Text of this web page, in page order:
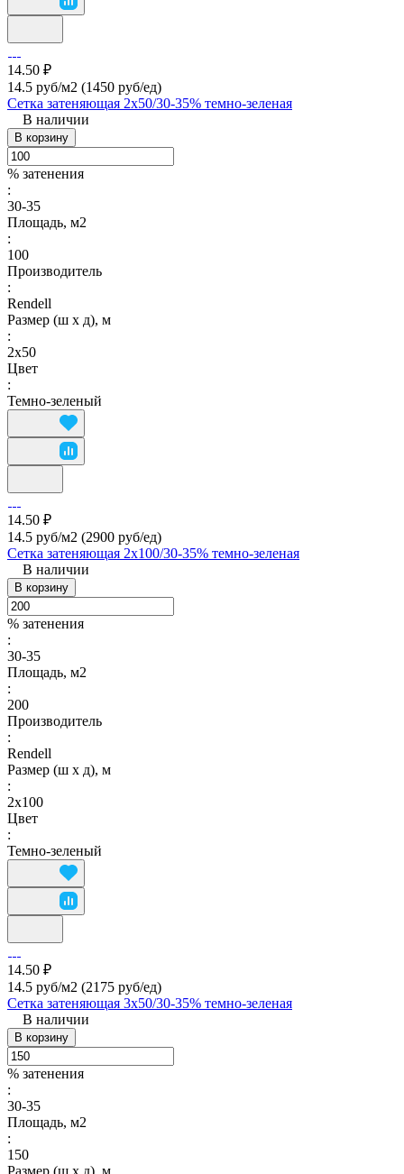
14.50 ₽
14.5 руб/м2 (1450 руб/eд)
Сетка затеняющая 2х50/30-35% темно-зеленая
В наличии
В корзину
% затенения
:
30-35
Площадь, м2
:
100
Производитель
:
Rendell
Размер (ш х д), м
:
2х50
Цвет
:
Темно-зеленый
14.50 ₽
14.5 руб/м2 (2900 руб/eд)
Сетка затеняющая 2х100/30-35% темно-зеленая
В наличии
В корзину
% затенения
:
30-35
Площадь, м2
:
200
Производитель
:
Rendell
Размер (ш х д), м
:
2х100
Цвет
:
Темно-зеленый
14.50 ₽
14.5 руб/м2 (2175 руб/eд)
Сетка затеняющая 3х50/30-35% темно-зеленая
В наличии
В корзину
% затенения
:
30-35
Площадь, м2
:
150
Размер (ш х д), м